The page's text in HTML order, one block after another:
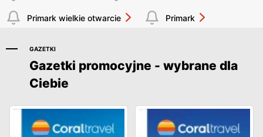
Primark wielkie otwarcie Primark
GAZETKI
Gazetki promocyjne - wybrane dla
Ciebie